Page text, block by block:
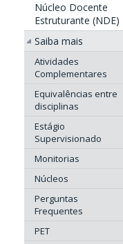
Núcleo Docente
Estruturante (NDE)
Saiba mais
Atividades
Complementares
Equivalências entre
disciplinas
Estágio
Supervisionado
Monitorias
Núcleos
Perguntas
Frequentes
PET